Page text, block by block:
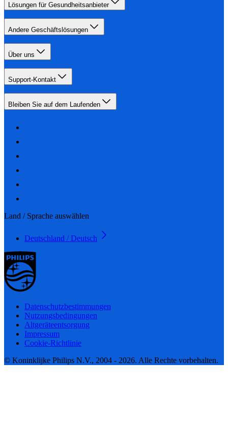
Lösungen für Gesundheitsanbieter
Andere Geschäftslösungen
Über uns
Support-Kontakt
Bleiben Sie auf dem Laufenden
Land / Sprache auswählen
Deutschland / Deutsch
Datenschutzbestimmungen
Nutzungsbedingungen
Altgeräteentsorgung
Impressum
Cookie-Richtlinie
© Koninklijke Philips N.V., 2004 - 2026. Alle Rechte vorbehalten.